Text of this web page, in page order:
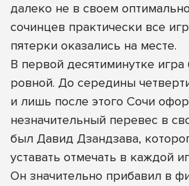
далеко не в своем
сочинцев практически все
пятерки оказались на месте.
В первой десятиминутке игра
ровной. До середины
и лишь после этого Сочи
незначительный перевес в
был Давид Дзандзава,
уставать отмечать в каждой
Он значительно прибавил в